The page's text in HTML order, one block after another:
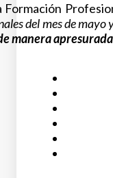
del mes de
manera apresurada